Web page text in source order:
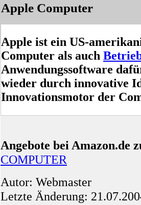
Apple Computer
Apple ist ein US-
Computer als auch
Anwendungssoftware
wieder durch innovative
Innovationsmotor der
Angebote bei Amazon.de
COMPUTER
Autor: Webmaster
Letzte Änderung: